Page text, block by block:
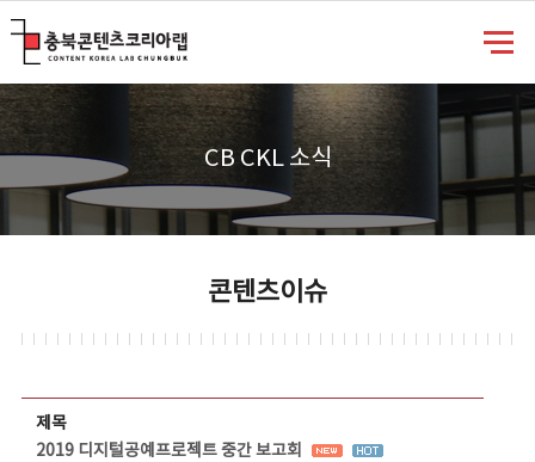
CB CKL 소식
콘텐츠이슈
제목
2019 디지털공예프로젝트 중간 보고회